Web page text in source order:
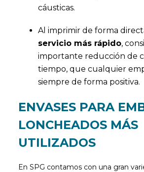
cáusticas.
Al imprimir de forma
servicio más rápido,
importante reducción de
tiempo, que cualquier
siempre de forma positiva.
ENVASES PARA
LONCHEADOS MÁS
UTILIZADOS
En SPG contamos con una gran